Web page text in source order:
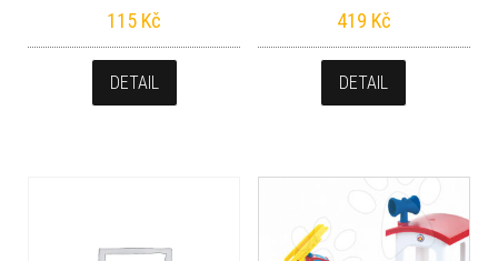
115 Kč
DETAIL
419 Kč
DETAIL